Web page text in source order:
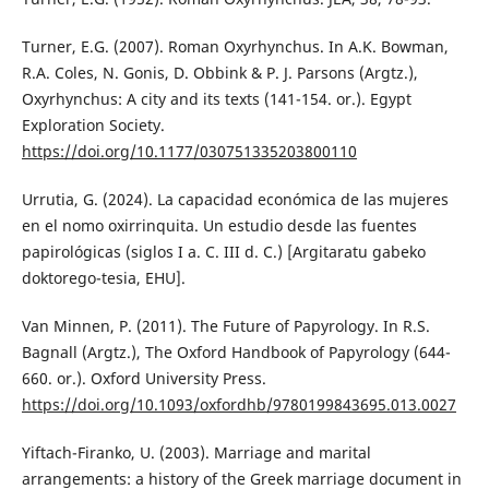
Turner, E.G. (2007). Roman Oxyrhynchus. In A.K. Bowman,
R.A. Coles, N. Gonis, D. Obbink & P. J. Parsons (Argtz.),
Oxyrhynchus: A city and its texts (141-154. or.). Egypt
Exploration Society.
https://doi.org/10.1177/030751335203800110
Urrutia, G. (2024). La capacidad económica de las mujeres
en el nomo oxirrinquita. Un estudio desde las fuentes
papirológicas (siglos I a. C. III d. C.) [Argitaratu gabeko
doktorego-tesia, EHU].
Van Minnen, P. (2011). The Future of Papyrology. In R.S.
Bagnall (Argtz.), The Oxford Handbook of Papyrology (644-
660. or.). Oxford University Press.
https://doi.org/10.1093/oxfordhb/9780199843695.013.0027
Yiftach-Firanko, U. (2003). Marriage and marital
arrangements: a history of the Greek marriage document in